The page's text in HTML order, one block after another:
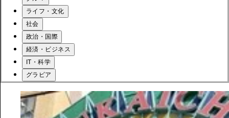
ライフ・文化
社会
政治・国際
経済・ビジネス
IT・科学
グラビア